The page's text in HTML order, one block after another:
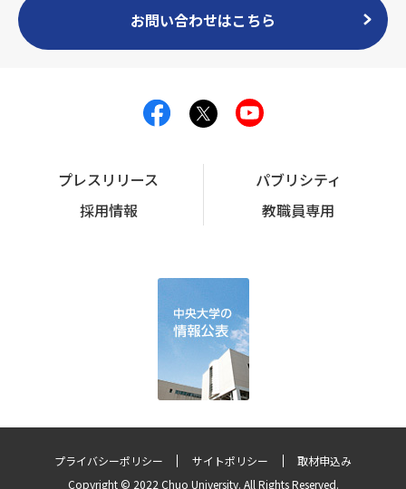
お問い合わせはこちら
プレスリリース
パブリシティ
採用情報
教職員専用
プライバシーポリシー サイトポリシー
取材申込み
Copyright © 2022 Chuo University. All Rights Reserved.